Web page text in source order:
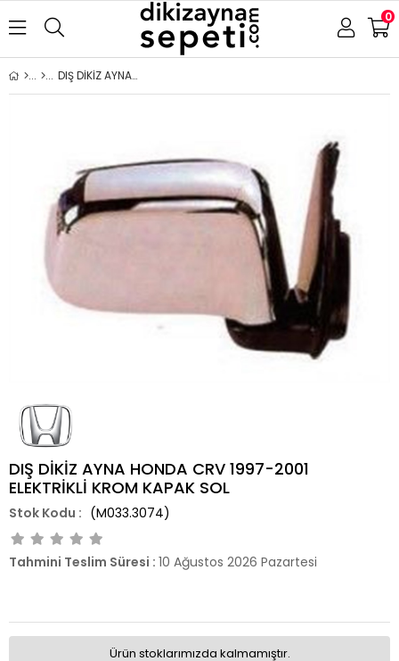
0
DIŞ DİKİZ AYNA HONDA CRV 1997-2001 ELEKTRİKLİ KROM KAPAK SOL
DIŞ DİKİZ AYNA HONDA CRV 1997-2001
ELEKTRİKLİ KROM KAPAK SOL
(M033.3074)
Tahmini Teslim Süresi : 10 Ağustos 2026 Pazartesi
Ürün stoklarımızda kalmamıştır.